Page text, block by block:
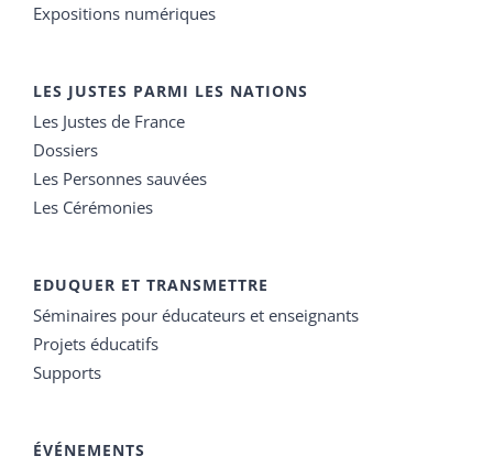
Expositions numériques
LES JUSTES PARMI LES NATIONS
Les Justes de France
Dossiers
Les Personnes sauvées
Les Cérémonies
EDUQUER ET TRANSMETTRE
Séminaires pour éducateurs et enseignants
Projets éducatifs
Supports
ÉVÉNEMENTS